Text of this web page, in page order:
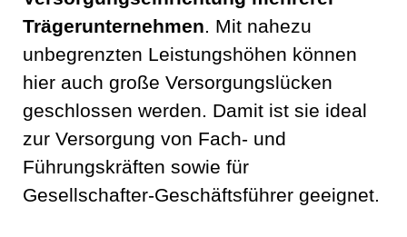
Trägerunternehmen. Mit nahezu
unbegrenzten Leistungshöhen können
hier auch große Versorgungslücken
geschlossen werden. Damit ist sie ideal
zur Versorgung von Fach- und
Führungskräften sowie für
Gesellschafter-Geschäftsführer geeignet.